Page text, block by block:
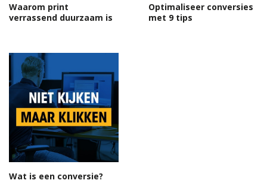
Waarom print
verrassend duurzaam is
Optimaliseer conversies
met 9 tips
Wat is een conversie?